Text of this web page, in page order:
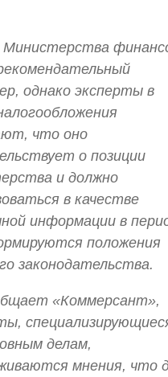
Министерства
однако эксперты в
что оно
о позиции
и должно
в качестве
информации в
положения
законодательства.
«Коммерсант»,
делам,
мнения, что